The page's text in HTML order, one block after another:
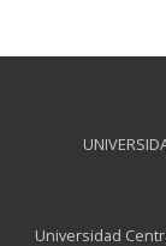
Universidad